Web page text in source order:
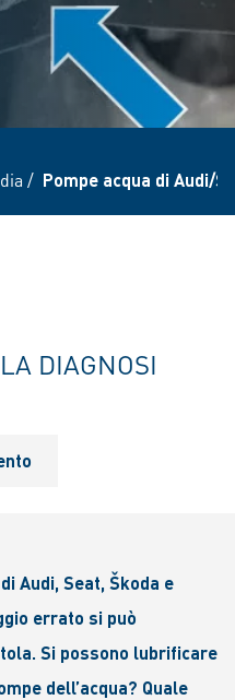
/ Pompe acqua di Audi/
DIAGNOSI
Audi, Seat, Škoda e
errato si può
Si possono lubrificare
dell’acqua? Quale